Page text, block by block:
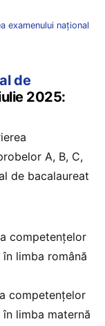
examenului național
de
2025:
A, B, C,
de bacalaureat
competențelor
limba română
competențelor
limba maternă